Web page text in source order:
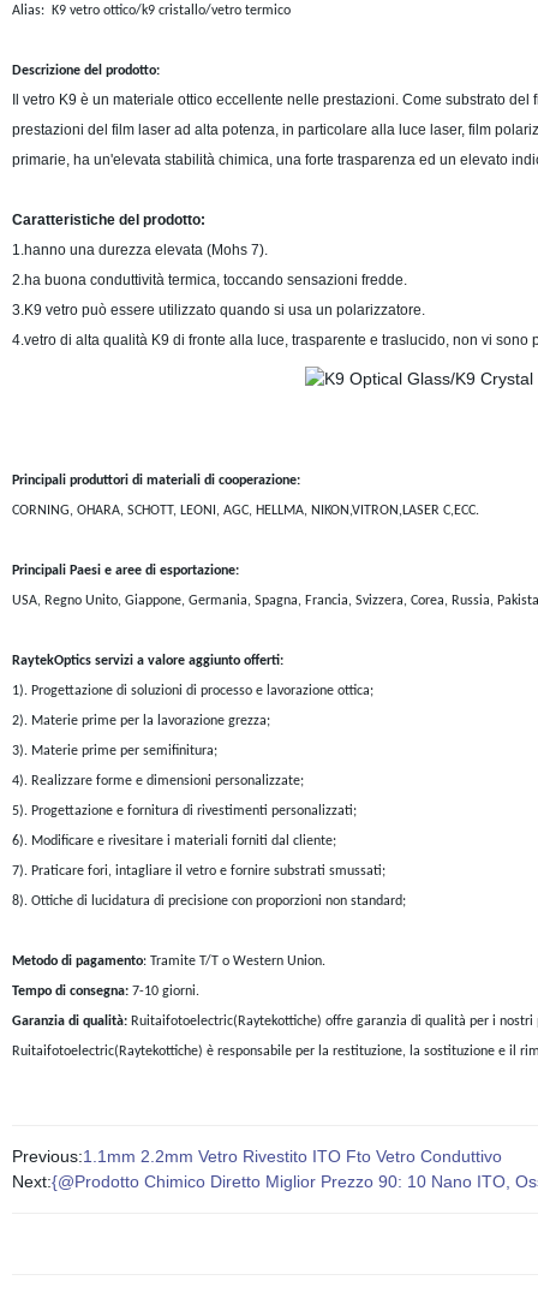
Alias: K9 vetro ottico/k9 cristallo/vetro termico
Descrizione del prodotto:
Il vetro K9 è un materiale ottico eccellente nelle prestazioni. Come substrato
prestazioni del film laser ad alta potenza, in particolare alla luce laser, film
primarie, ha un'elevata stabilità chimica, una forte trasparenza ed un elevato
Caratteristiche del prodotto:
1.hanno una durezza elevata (Mohs 7).
2.ha buona conduttività termica, toccando sensazioni fredde.
3.K9 vetro può essere utilizzato quando si usa un polarizzatore.
4.vetro di alta qualità K9 di fronte alla luce, trasparente e traslucido, non vi
Principali produttori di materiali di cooperazione:
CORNING, OHARA, SCHOTT, LEONI, AGC, HELLMA, NIKON,VITRON,LASER C,ECC.
Principali Paesi e aree di esportazione:
USA, Regno Unito, Giappone, Germania, Spagna, Francia, Svizzera, Corea, Russia,
RaytekOptics servizi a valore aggiunto offerti:
1). Progettazione di soluzioni di processo e lavorazione ottica;
2). Materie prime per la lavorazione grezza;
3). Materie prime per semifinitura;
4). Realizzare forme e dimensioni personalizzate;
5). Progettazione e fornitura di rivestimenti personalizzati;
6). Modificare e rivesitare i materiali forniti dal cliente;
7). Praticare fori, intagliare il vetro e fornire substrati smussati;
8). Ottiche di lucidatura di precisione con proporzioni non standard;
Metodo di pagamento: Tramite T/T o Western Union.
Tempo di consegna:7-10 giorni.
Garanzia di qualità:Ruitaifotoelectric(Raytekottiche) offregaranzia di qualità per i nostri
Ruitaifotoelectric(Raytekottiche) è responsabile per la restituzione, la sostituzione e il
Previous:1.1mm 2.2mm Vetro Rivestito ITO Fto Vetro Conduttivo
Next:{@Prodotto Chimico Diretto Miglior Prezzo 90: 10 Nano ITO,